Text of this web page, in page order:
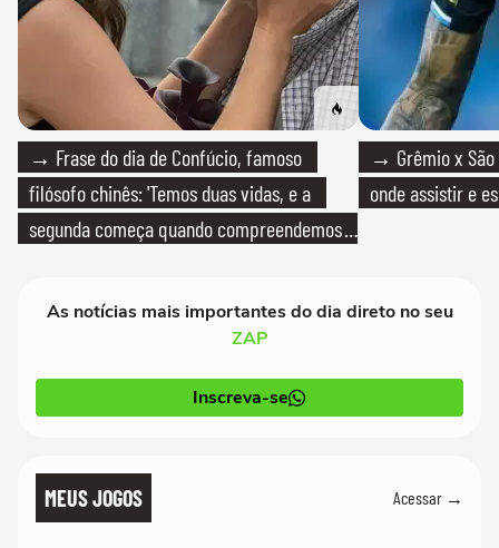
→ Frase do dia de Confúcio, famoso
filósofo chinês: 'Temos duas vidas, e a
segunda começa quando compreendemos
→ Grêmio x São
onde assistir e
As notícias mais importantes do dia direto no seu
ZAP
Inscreva-se
MEUS JOGOS Acessar →